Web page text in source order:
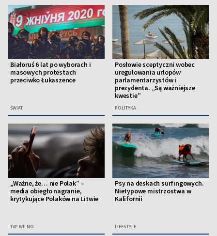
Białoruś 6 lat po wyborach i
masowych protestach
przeciwko Łukaszence
ŚWIAT
Posłowie sceptyczni wobec
uregulowania urlopów
parlamentarzystów i
prezydenta. „Są ważniejsze
kwestie”
POLITYKA
„Ważne, że… nie Polak” –
media obiegło nagranie,
krytykujące Polaków na Litwie
TVP WILNO
Psy na deskach surfingowych.
Nietypowe mistrzostwa w
Kalifornii
LIFESTYLE